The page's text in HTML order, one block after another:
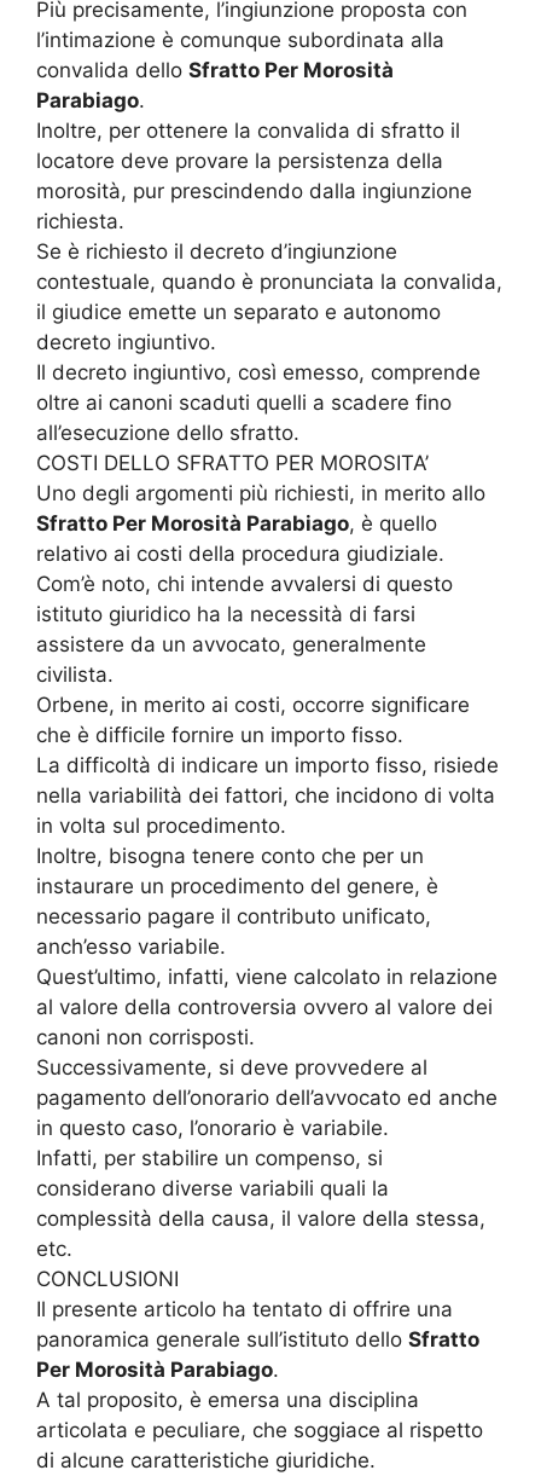
Più precisamente, l’ingiunzione proposta con
l’intimazione è comunque subordinata alla
convalida dello Sfratto Per Morosità
Parabiago.
Inoltre, per ottenere la convalida di sfratto il
locatore deve provare la persistenza della
morosità, pur prescindendo dalla ingiunzione
richiesta.
Se è richiesto il decreto d’ingiunzione
contestuale, quando è pronunciata la convalida,
il giudice emette un separato e autonomo
decreto ingiuntivo.
Il decreto ingiuntivo, così emesso, comprende
oltre ai canoni scaduti quelli a scadere fino
all’esecuzione dello sfratto.
COSTI DELLO SFRATTO PER MOROSITA’
Uno degli argomenti più richiesti, in merito allo
Sfratto Per Morosità Parabiago, è quello
relativo ai costi della procedura giudiziale.
Com’è noto, chi intende avvalersi di questo
istituto giuridico ha la necessità di farsi
assistere da un avvocato, generalmente
civilista.
Orbene, in merito ai costi, occorre significare
che è difficile fornire un importo fisso.
La difficoltà di indicare un importo fisso, risiede
nella variabilità dei fattori, che incidono di volta
in volta sul procedimento.
Inoltre, bisogna tenere conto che per un
instaurare un procedimento del genere, è
necessario pagare il contributo unificato,
anch’esso variabile.
Quest’ultimo, infatti, viene calcolato in relazione
al valore della controversia ovvero al valore dei
canoni non corrisposti.
Successivamente, si deve provvedere al
pagamento dell’onorario dell’avvocato ed anche
in questo caso, l’onorario è variabile.
Infatti, per stabilire un compenso, si
considerano diverse variabili quali la
complessità della causa, il valore della stessa,
etc.
CONCLUSIONI
Il presente articolo ha tentato di offrire una
panoramica generale sull’istituto dello Sfratto
Per Morosità Parabiago.
A tal proposito, è emersa una disciplina
articolata e peculiare, che soggiace al rispetto
di alcune caratteristiche giuridiche.